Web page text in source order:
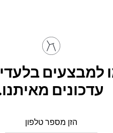
למבצעים
עדכונים